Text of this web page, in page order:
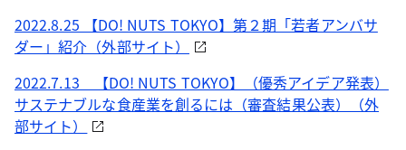
2022.8.25 【DO! NUTS TOKYO】第２期「若者アンバサ
ダー」紹介（外部サイト）
2022.7.13 【DO! NUTS TOKYO】（優秀アイデア発表）
サステナブルな食産業を創るには（審査結果公表）（外
部サイト）